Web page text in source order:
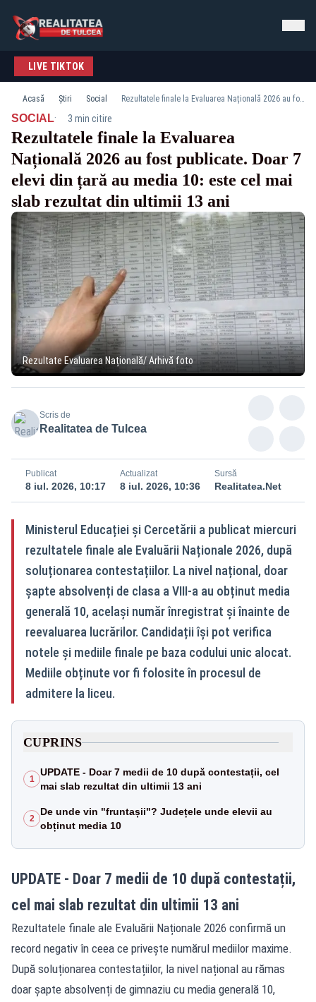
LIVE TIKTOK
Acasă Știri Social Rezultatele finale la Evaluarea Națională 2026 au fost publicate. Doar 7 elevi din țară au media 10: este cel mai slab rezultat din ultimii 13 ani
SOCIAL· 3 min citire
Rezultatele finale la Evaluarea
Națională 2026 au fost publicate. Doar 7
elevi din țară au media 10: este cel mai
slab rezultat din ultimii 13 ani
Rezultate Evaluarea Națională/ Arhivă foto
Scris de
Realitatea de Tulcea
Publicat
8 iul. 2026, 10:17
Actualizat
8 iul. 2026, 10:36
Sursă
Realitatea.Net
Ministerul Educației și Cercetării a publicat miercuri
rezultatele finale ale Evaluării Naționale 2026, după
soluționarea contestațiilor. La nivel național, doar
șapte absolvenți de clasa a VIII-a au obținut media
generală 10, același număr înregistrat și înainte de
reevaluarea lucrărilor. Candidații își pot verifica
notele și mediile finale pe baza codului unic alocat.
Mediile obținute vor fi folosite în procesul de
admitere la liceu.
CUPRINS
1
UPDATE - Doar 7 medii de 10 după contestații, cel
mai slab rezultat din ultimii 13 ani
2
De unde vin "fruntașii"? Județele unde elevii au
obținut media 10
UPDATE - Doar 7 medii de 10 după contestații,
cel mai slab rezultat din ultimii 13 ani
Rezultatele finale ale Evaluării Naționale 2026 confirmă un
record negativ în ceea ce privește numărul mediilor maxime.
După soluționarea contestațiilor, la nivel național au rămas
doar șapte absolvenți de gimnaziu cu media generală 10,